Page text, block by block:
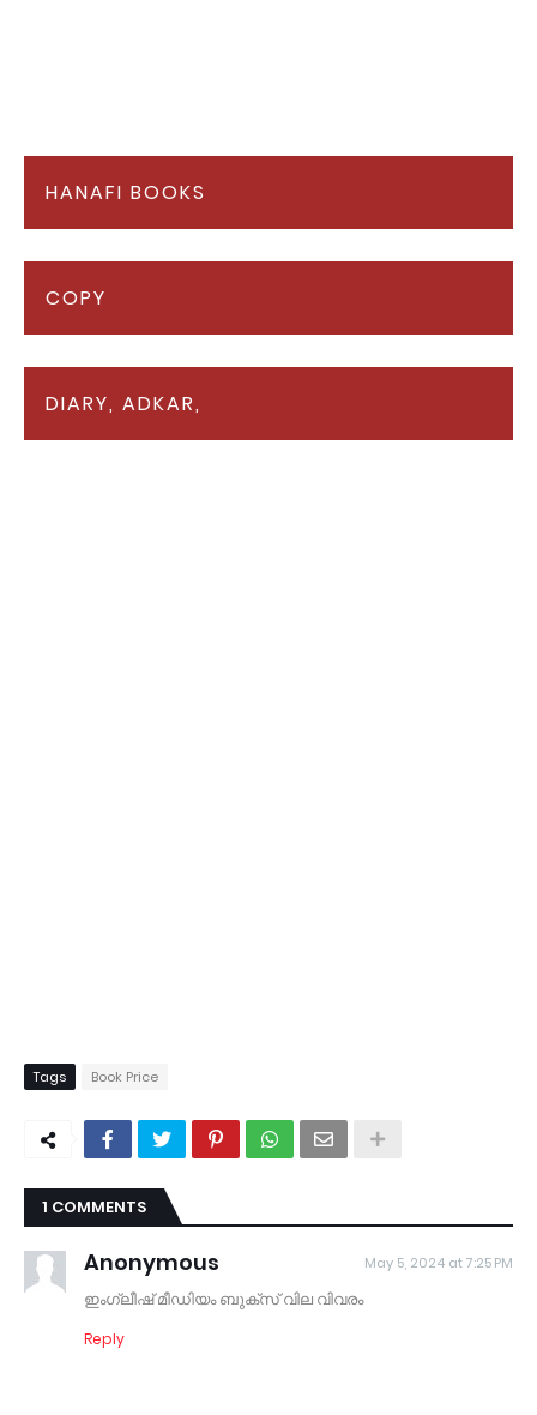
HANAFI BOOKS
COPY
DIARY, ADKAR,
Tags Book Price
1 COMMENTS
Anonymous May 5, 2024 at 7:25 PM
ഇംഗ്ലീഷ് മീഡിയം ബുക്സ് വില വിവരം
Reply